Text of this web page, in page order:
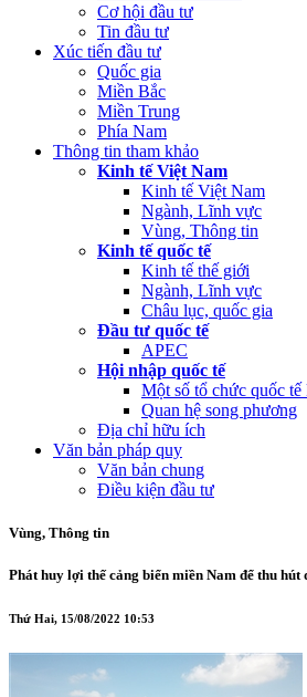
Cơ hội đầu tư
Tin đầu tư
Xúc tiến đầu tư
Quốc gia
Miền Bắc
Miền Trung
Phía Nam
Thông tin tham khảo
Kinh tế Việt Nam
Kinh tế Việt Nam
Ngành, Lĩnh vực
Vùng, Thông tin
Kinh tế quốc tế
Kinh tế thế giới
Ngành, Lĩnh vực
Châu lục, quốc gia
Đầu tư quốc tế
APEC
Hội nhập quốc tế
Một số tổ chức quốc tế
Quan hệ song phương
Địa chỉ hữu ích
Văn bản pháp quy
Văn bản chung
Điều kiện đầu tư
Vùng, Thông tin
Phát huy lợi thế cảng biển miền Nam để thu hút
Thứ Hai, 15/08/2022 10:53